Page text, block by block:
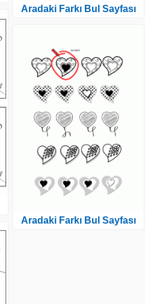
Aradaki Farkı Bul Sayfası
Aradaki Farkı Bul Sayfası